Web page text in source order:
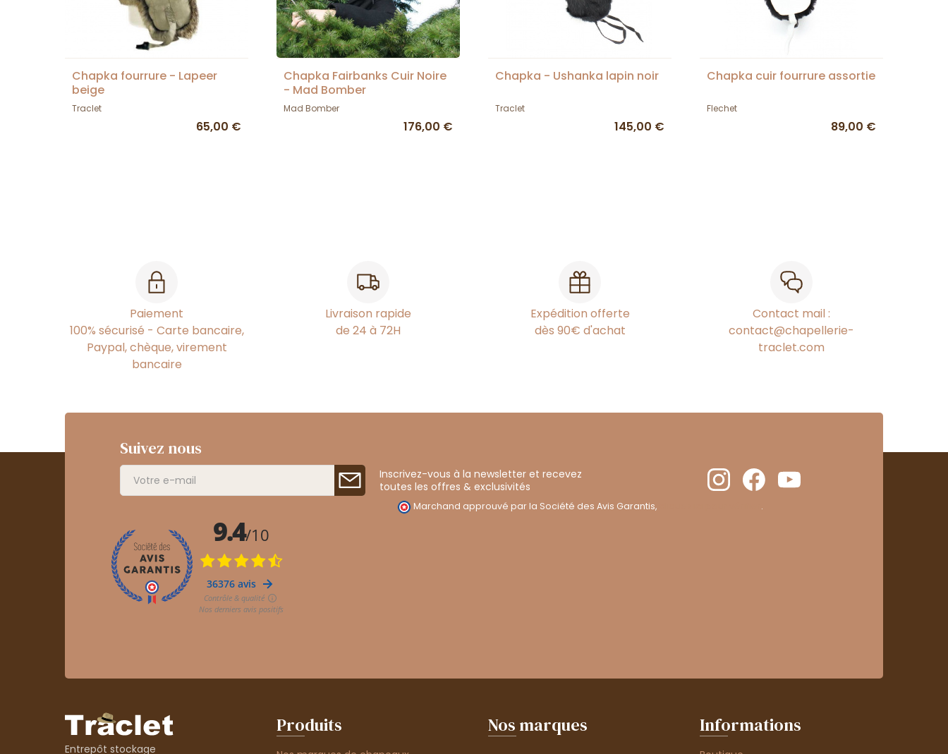
Chapka fourrure - Lapeer
beige
Traclet
65,00 €
Chapka Fairbanks Cuir Noire
- Mad Bomber
Mad Bomber
176,00 €
Chapka - Ushanka lapin noir
Traclet
145,00 €
Chapka cuir fourrure assortie
Flechet
89,00 €
Paiement
100% sécurisé - Carte bancaire,
Paypal, chèque, virement
bancaire
Livraison rapide
de 24 à 72H
Expédition offerte
dès 90€ d'achat
Contact mail :
contact@chapellerie-
traclet.com
Suivez nous
Inscrivez-vous à la newsletter et recevez
toutes les offres & exclusivités
Marchand approuvé par la Société des Avis Garantis, .
Entrepôt stockage
Produits Nos marques Informations